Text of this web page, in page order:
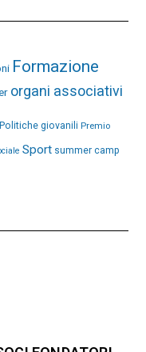
Formazione
organi associativi
Politiche giovanili Premio
Sport summer camp